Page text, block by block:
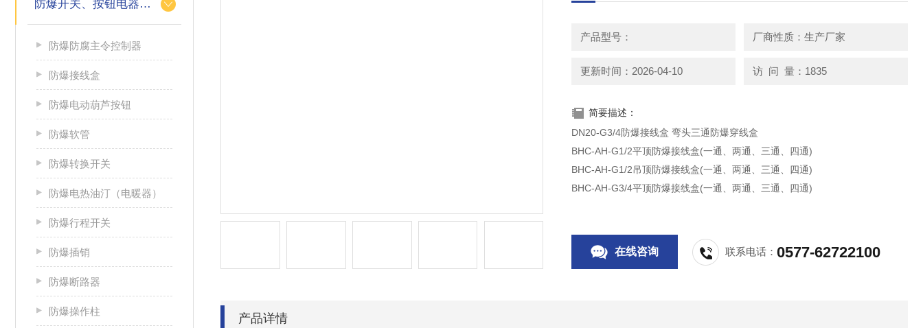
防爆开关、按钮电器系列
防爆防腐主令控制器
防爆接线盒
防爆电动葫芦按钮
防爆软管
防爆转换开关
防爆电热油汀（电暖器）
防爆行程开关
防爆插销
防爆断路器
防爆操作柱
产品型号： 厂商性质：生产厂家
更新时间：2026-04-10 访 问 量：1835
简要描述：
DN20-G3/4防爆接线盒 弯头三通防爆穿线盒
BHC-AH-G1/2平顶防爆接线盒(一通、两通、三通、四通)
BHC-AH-G1/2吊顶防爆接线盒(一通、两通、三通、四通)
BHC-AH-G3/4平顶防爆接线盒(一通、两通、三通、四通)
在线咨询 联系电话：0577-62722100
产品详情